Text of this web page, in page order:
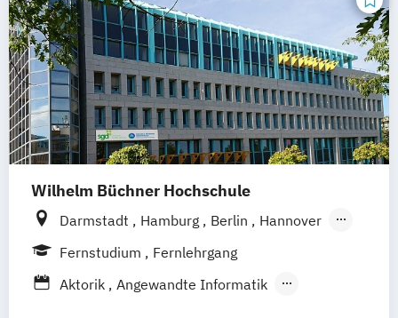
Wilhelm Büchner Hochschule
Darmstadt Hamburg Berlin
Hannover
Bonn
Nürnberg München
Zürich
Rostock Dortmund
Fernstudium
Fernlehrgang
Aktorik
Angewandte Informatik